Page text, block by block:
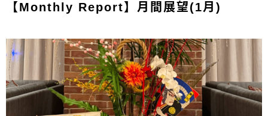
【Monthly Report】月間展望(1月)